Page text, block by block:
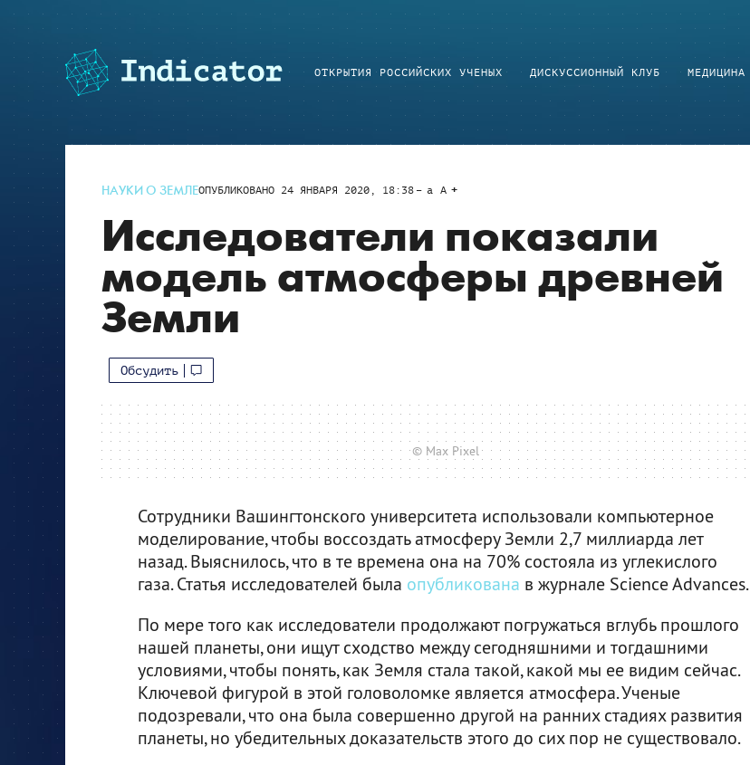
ОТКРЫТИЯ РОССИЙСКИХ УЧЕНЫХ ДИСКУССИОННЫЙ КЛУБ МЕДИЦИНА
НАУКИ О ЗЕМЛЕОПУБЛИКОВАНО 24 ЯНВАРЯ 2020, 18:38 a A
Исследователи показали
модель атмосферы древней
Земли
Обсудить
© Max Pixel
Сотрудники Вашингтонского университета использовали компьютерное
моделирование, чтобы воссоздать атмосферу Земли 2,7 миллиарда лет
назад. Выяснилось, что в те времена она на 70% состояла из углекислого
газа. Статья исследователей была опубликована в журнале Science Advances.
По мере того как исследователи продолжают погружаться вглубь прошлого
нашей планеты, они ищут сходство между сегодняшними и тогдашними
условиями, чтобы понять, как Земля стала такой, какой мы ее видим сейчас.
Ключевой фигурой в этой головоломке является атмосфера. Ученые
подозревали, что она была совершенно другой на ранних стадиях развития
планеты, но убедительных доказательств этого до сих пор не существовало.